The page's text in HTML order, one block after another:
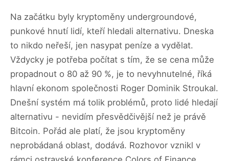
Na začátku byly kryptoměny undergroundové,
punkové hnutí lidí, kteří hledali alternativu. Dneska
to nikdo neřeší, jen nasypat peníze a vydělat.
Vždycky je potřeba počítat s tím, že se cena může
propadnout o 80 až 90 %, je to nevyhnutelné, říká
hlavní ekonom společnosti Roger Dominik Stroukal.
Dnešní systém má tolik problémů, proto lidé hledají
alternativu - nevidím přesvědčivější než je právě
Bitcoin. Pořád ale platí, že jsou kryptoměny
neprobádaná oblast, dodává. Rozhovor vznikl v